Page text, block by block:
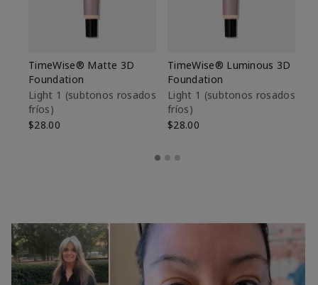
TimeWise® Matte 3D
Foundation
Light 1​ (subtonos rosados
fríos)
$28.00
TimeWise® Luminous 3D
Foundation
Light 1​ (subtonos rosados
fríos)
$28.00